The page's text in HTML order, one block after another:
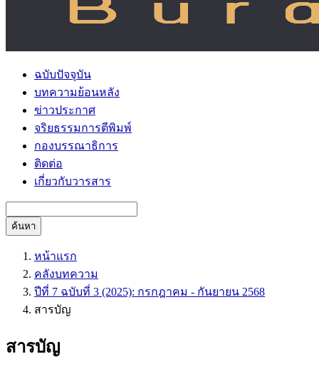
ฉบับปัจจุบัน
บทความย้อนหลัง
ข่าวประกาศ
จริยธรรมการตีพิมพ์
กองบรรณาธิการ
ติดต่อ
เกี่ยวกับวารสาร
ค้นหา
หน้าแรก
คลังบทความ
ปีที่ 7 ฉบับที่ 3 (2025): กรกฎาคม - กันยายน 2568
สารบัญ
สารบัญ